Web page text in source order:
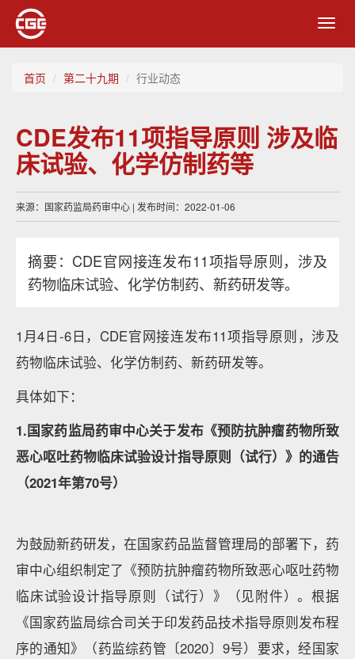
首页 第二十九期 行业动态
CDE发布11项指导原则 涉及临
床试验、化学仿制药等
来源：国家药监局药审中心 | 发布时间：2022-01-06
摘要：CDE官网接连发布11项指导原则，涉及
药物临床试验、化学仿制药、新药研发等。
1月4日-6日，CDE官网接连发布11项指导原则，涉及
药物临床试验、化学仿制药、新药研发等。
具体如下：
1.国家药监局药审中心关于发布《预防抗肿瘤药物所致
恶心呕吐药物临床试验设计指导原则（试行）》的通告
（2021年第70号）
为鼓励新药研发，在国家药品监督管理局的部署下，药
审中心组织制定了《预防抗肿瘤药物所致恶心呕吐药物
临床试验设计指导原则（试行）》（见附件）。根据
《国家药监局综合司关于印发药品技术指导原则发布程
序的通知》（药监综药管〔2020〕9号）要求，经国家